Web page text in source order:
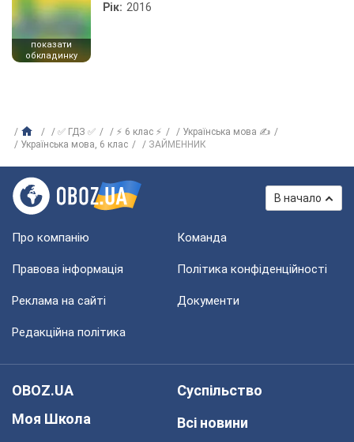
показати
обкладинку
Рік: 2016
✅ ГДЗ ✅ ⚡ 6 клас ⚡
Українська мова ✍
Українська мова, 6 клас
ЗАЙМЕННИК
В начало
Про компанію Команда
Правова інформація Політика конфіденційності
Реклама на сайті Документи
Редакційна політика
OBOZ.UA
Моя Школа
Суспільство
Всі новини